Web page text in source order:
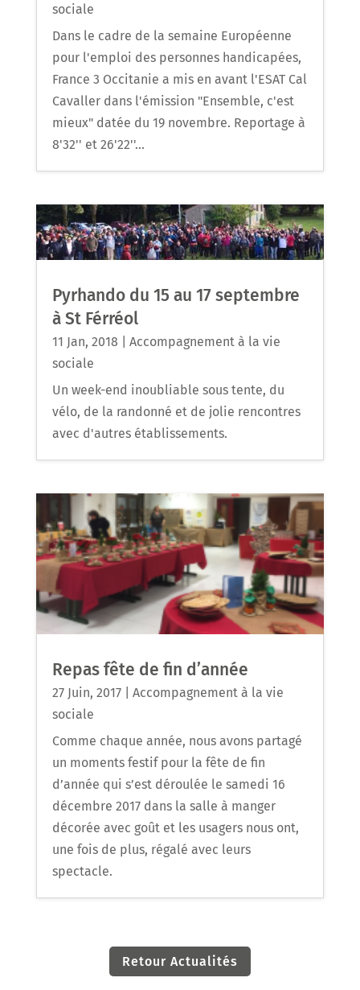
sociale
Dans le cadre de la semaine Européenne
pour l'emploi des personnes handicapées,
France 3 Occitanie a mis en avant l'ESAT Cal
Cavaller dans l'émission "Ensemble, c'est
mieux" datée du 19 novembre. Reportage à
8'32'' et 26'22''...
Pyrhando du 15 au 17 septembre
à St Férréol
11 Jan, 2018
Accompagnement à la vie
sociale
Un week-end inoubliable sous tente, du
vélo, de la randonné et de jolie rencontres
avec d'autres établissements.
Repas fête de fin d’année
27 Juin, 2017| Accompagnement à la vie
sociale
Comme chaque année, nous avons partagé
un moments festif pour la fête de fin
d’année qui s’est déroulée le samedi 16
décembre 2017 dans la salle à manger
décorée avec goût et les usagers nous ont,
une fois de plus, régalé avec leurs
spectacle.
Retour Actualités